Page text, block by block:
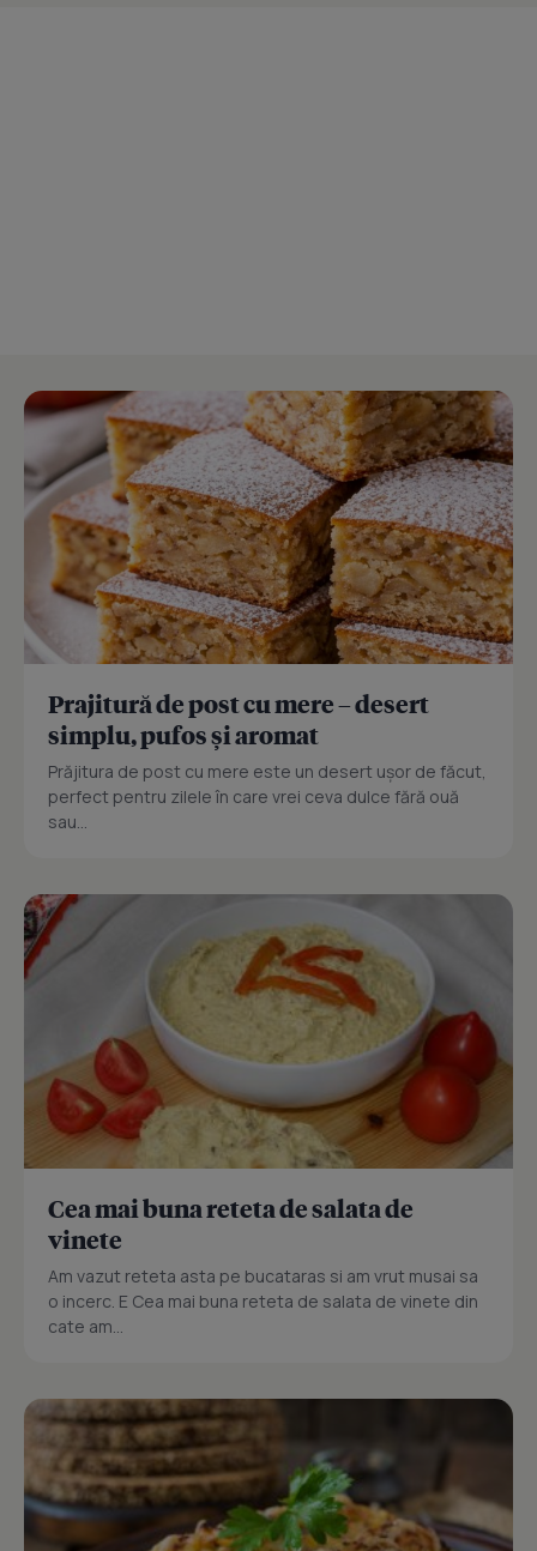
Prajitură de post cu mere – desert
simplu, pufos și aromat
Prăjitura de post cu mere este un desert ușor de făcut,
perfect pentru zilele în care vrei ceva dulce fără ouă
sau...
Cea mai buna reteta de salata de
vinete
Am vazut reteta asta pe bucataras si am vrut musai sa
o incerc. E Cea mai buna reteta de salata de vinete din
cate am...